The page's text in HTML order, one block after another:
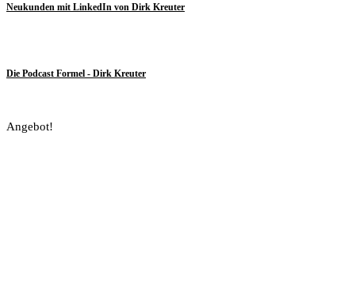
Neukunden mit LinkedIn von Dirk Kreuter
Die Podcast Formel - Dirk Kreuter
Angebot!